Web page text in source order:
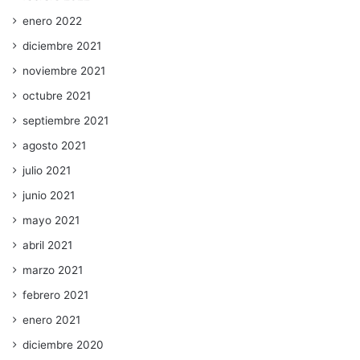
enero 2022
diciembre 2021
noviembre 2021
octubre 2021
septiembre 2021
agosto 2021
julio 2021
junio 2021
mayo 2021
abril 2021
marzo 2021
febrero 2021
enero 2021
diciembre 2020